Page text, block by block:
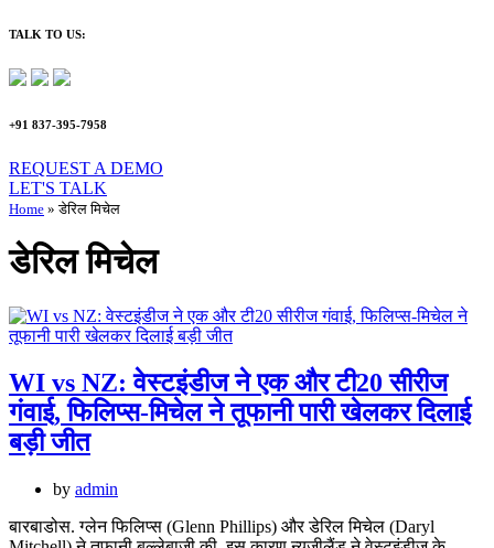
TALK TO US:
+91 837-395-7958
REQUEST A DEMO​
LET'S TALK
Home »डेरिल मिचेल
डेरिल मिचेल
WI vs NZ: वेस्टइंडीज ने एक और टी20 सीरीज
गंवाई, फिलिप्स-मिचेल ने तूफानी पारी खेलकर दिलाई
बड़ी जीत
by admin
बारबाडोस. ग्लेन फिलिप्स (Glenn Phillips) और डेरिल मिचेल (Daryl